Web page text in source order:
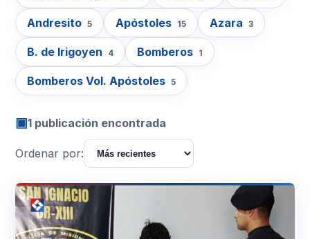
Andresito 5 Apóstoles 15 Azara 3
B. de Irigoyen 4 Bomberos 1
Bomberos Vol. Apóstoles 5
▣1 publicación encontrada
Ordenar por: